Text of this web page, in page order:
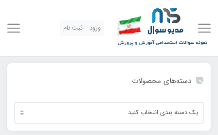
ورود ثبت نام
دسته‌های محصولات